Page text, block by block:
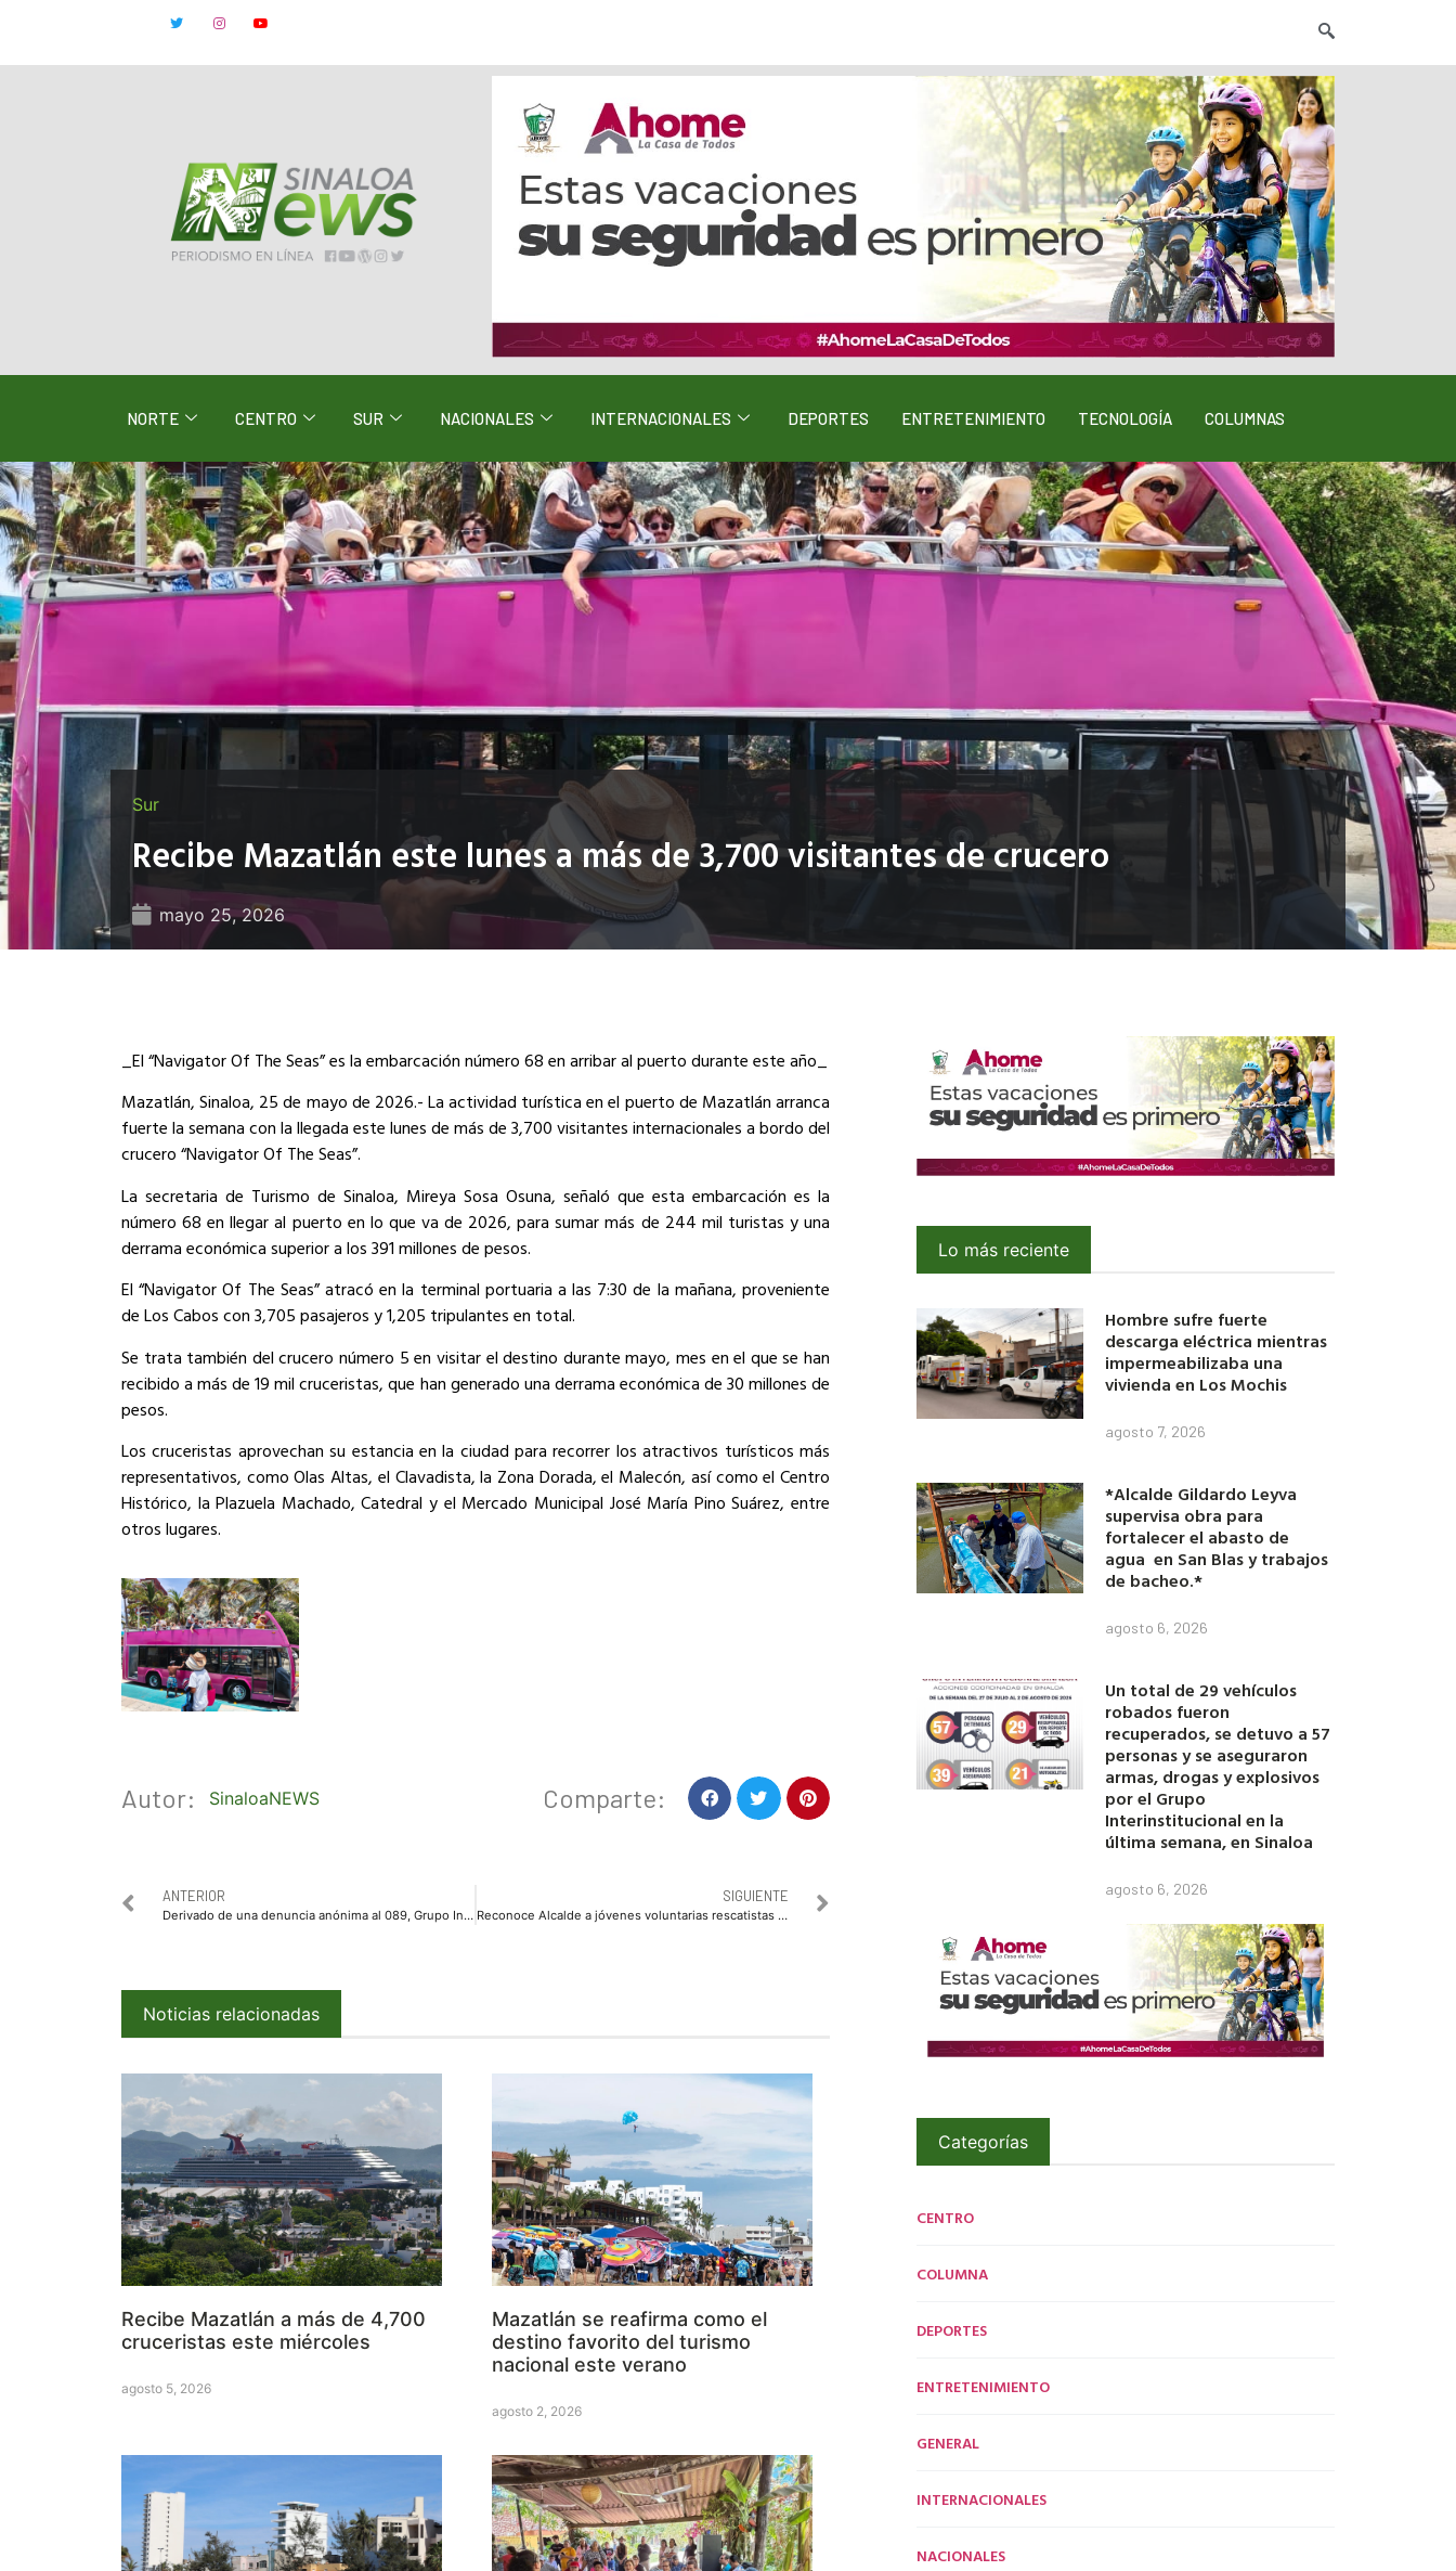
NORTE CENTRO SUR NACIONALES INTERNACIONALES DEPORTES ENTRETENIMIENTO TECNOLOGÍA COLUMNAS
Sur
Recibe Mazatlán este lunes a más de 3,700 visitantes de crucero
mayo 25, 2026
_El “Navigator Of The Seas” es la embarcación número 68 en arribar al puerto durante este año_
Mazatlán, Sinaloa, 25 de mayo de 2026.- La actividad turística en el puerto de Mazatlán arranca
fuerte la semana con la llegada este lunes de más de 3,700 visitantes internacionales a bordo del
crucero “Navigator Of The Seas”.
La secretaria de Turismo de Sinaloa, Mireya Sosa Osuna, señaló que esta embarcación es la
número 68 en llegar al puerto en lo que va de 2026, para sumar más de 244 mil turistas y una
derrama económica superior a los 391 millones de pesos.
El “Navigator Of The Seas” atracó en la terminal portuaria a las 7:30 de la mañana, proveniente
de Los Cabos con 3,705 pasajeros y 1,205 tripulantes en total.
Se trata también del crucero número 5 en visitar el destino durante mayo, mes en el que se han
recibido a más de 19 mil cruceristas, que han generado una derrama económica de 30 millones de
pesos.
Los cruceristas aprovechan su estancia en la ciudad para recorrer los atractivos turísticos más
representativos, como Olas Altas, el Clavadista, la Zona Dorada, el Malecón, así como el Centro
Histórico, la Plazuela Machado, Catedral y el Mercado Municipal José María Pino Suárez, entre
otros lugares.
Autor: SinaloaNEWS Comparte:
ANTERIOR
Derivado de una denuncia anónima al 089, Grupo Interinstitucional implementó un operativo en tres hoteles; detuvo a siete personas, entre ellas dos menores de edad, y aseguró vehículos con reporte de robo y presunta droga en Rosario
SIGUIENTE
Reconoce Alcalde a jóvenes voluntarias rescatistas del Ej. Mochis, que auxiliaron en siniestro de Plaza Fiesta Las Palmas.
Noticias relacionadas
Recibe Mazatlán a más de 4,700
cruceristas este miércoles
agosto 5, 2026
Mazatlán se reafirma como el
destino favorito del turismo
nacional este verano
agosto 2, 2026
Lo más reciente
Hombre sufre fuerte
descarga eléctrica mientras
impermeabilizaba una
vivienda en Los Mochis
agosto 7, 2026
*Alcalde Gildardo Leyva
supervisa obra para
fortalecer el abasto de
agua en San Blas y trabajos
de bacheo.*
agosto 6, 2026
Un total de 29 vehículos
robados fueron
recuperados, se detuvo a 57
personas y se aseguraron
armas, drogas y explosivos
por el Grupo
Interinstitucional en la
última semana, en Sinaloa
agosto 6, 2026
Categorías
CENTRO
COLUMNA
DEPORTES
ENTRETENIMIENTO
GENERAL
INTERNACIONALES
NACIONALES